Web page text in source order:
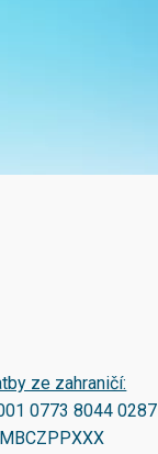
ze zahraničí:
0773 8044 0287